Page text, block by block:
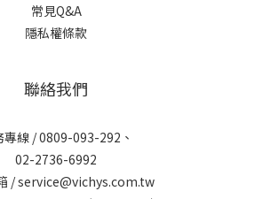
常見Q&A
隱私權條款
聯絡我們
專線 / 0809-093-292、
02-2736-6992
/ service@vichys.com.tw